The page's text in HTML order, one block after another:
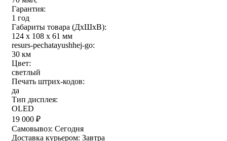
Гарантия:
1 год
Габариты товара (ДxШxВ):
124 x 108 x 61 мм
resurs-pechatayushhej-go:
30 км
Цвет:
светлый
Печать штрих-кодов:
да
Тип дисплея:
OLED
19 000 ₽
Самовывоз: Сегодня
Доставка курьером: Завтра